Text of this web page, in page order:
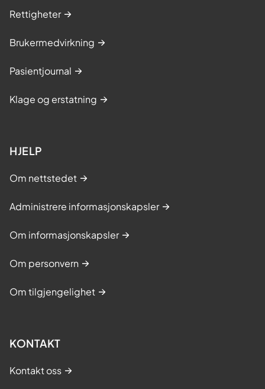
Rettigheter
Brukermedvirkning
Pasientjournal
Klage og erstatning
HJELP
Om nettstedet
Administrere informasjonskapsler
Om informasjonskapsler
Om personvern
Om tilgjengelighet
KONTAKT
Kontakt oss